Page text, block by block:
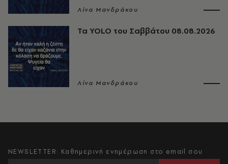
Λίνα Μανδράκου
Τα YOLO του Σαββάτου 08.08.2026
Λίνα Μανδράκου
NEWSLETTER: Καθημερινή ενημέρωση στο email σου